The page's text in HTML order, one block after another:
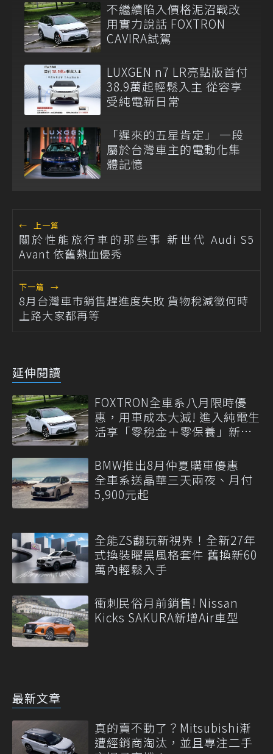
不繼續陷入價格泥沼戰改
用實力說話 FOXTRON
CAVIRA試駕
LUXGEN n7 LR亮點版首付
38.9萬起輕鬆入主 從容享
受純電新日常
「遲來的五星肯定」 一段
屬於台灣車主的電動化集
體記憶
← 上一篇
關於性能旅行車的那些事 新世代 Audi S5
Avant 依舊熱血優秀
下一篇 →
8月台灣車市銷售趕進度失敗 貨物稅減徵何時
上路大家都再等
延伸閱讀
FOXTRON全車系八月限時優
惠，用車成本大減! 進入純電生
活享「零稅金＋零保養」新時
BMW推出8月仲夏購車優惠
全車系送晶華三天兩夜、月付
5,900元起
全能ZS翻玩新視界！全新27年
式換裝曜黑風格套件 舊換新60
萬內輕鬆入手
衝刺民俗月前銷售! Nissan
Kicks SAKURA新增Air車型
最新文章
真的賣不動了？Mitsubishi漸
遭經銷商淘汰，並且專注二手